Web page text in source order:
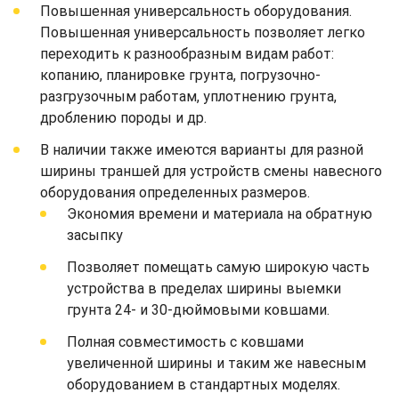
Повышенная универсальность оборудования.
Повышенная универсальность позволяет легко
переходить к разнообразным видам работ:
копанию, планировке грунта, погрузочно-
разгрузочным работам, уплотнению грунта,
дроблению породы и др.
В наличии также имеются варианты для разной
ширины траншей для устройств смены навесного
оборудования определенных размеров.
Экономия времени и материала на обратную
засыпку
Позволяет помещать самую широкую часть
устройства в пределах ширины выемки
грунта 24- и 30-дюймовыми ковшами.
Полная совместимость с ковшами
увеличенной ширины и таким же навесным
оборудованием в стандартных моделях.